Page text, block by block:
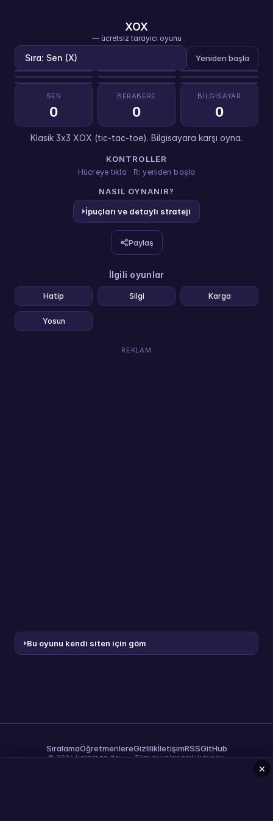
XOX
— ücretsiz tarayıcı oyunu
Sıra: Sen (X) Yeniden başla
SEN
0
BERABERE
0
BILGISAYAR
0
Klasik 3x3 XOX (tic-tac-toe). Bilgisayara karşı oyna.
KONTROLLER
Hücreye tıkla · R: yeniden başla
NASIL OYNANIR?
İpuçları ve detaylı strateji
Paylaş
İlgili oyunlar
Hatip Silgi Karga
Yosun
REKLAM
Bu oyunu kendi siten için göm
SıralamaÖğretmenlereGizlilikİletişimRSSGitHub
© 2026 karaman.dev — Tüm oyunlar açık kaynak.
×